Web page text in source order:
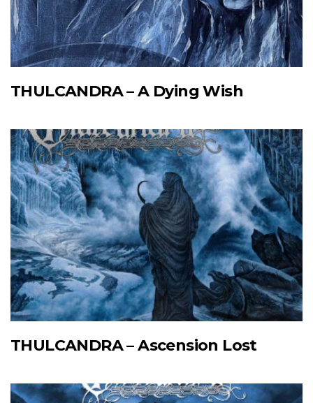
THULCANDRA – A Dying Wish
THULCANDRA – Ascension Lost